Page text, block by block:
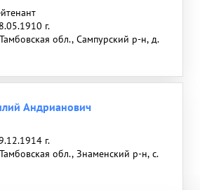
г.
Тамбовская обл., Сампурский р-н, д.
Андрианович
г.
Тамбовская обл., Знаменский р-н, с.